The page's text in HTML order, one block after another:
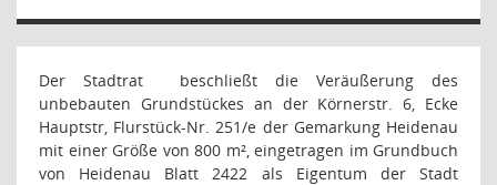
Der Stadtrat
beschließt die Veräußerung des
unbebauten Grundstückes an der Körnerstr. 6, Ecke
Hauptstr, Flurstück-Nr. 251/e der Gemarkung Heidenau
mit einer Größe von 800 m², eingetragen im Grundbuch
von Heidenau Blatt 2422 als Eigentum der Stadt